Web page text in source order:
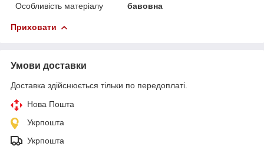
Особливість матеріалу
бавовна
Приховати
Умови доставки
Доставка здійснюється тільки по передоплаті.
Нова Пошта
Укрпошта
Укрпошта